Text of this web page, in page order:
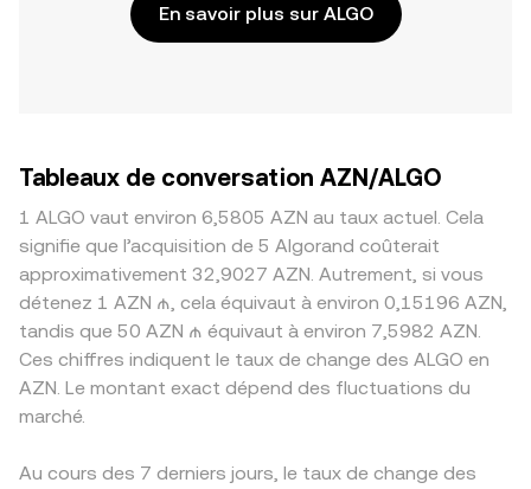
En savoir plus sur ALGO
Tableaux de conversation AZN/ALGO
1 ALGO vaut environ 6,5805 AZN au taux actuel. Cela
signifie que l’acquisition de 5 Algorand coûterait
approximativement 32,9027 AZN. Autrement, si vous
détenez 1 AZN ₼, cela équivaut à environ 0,15196 AZN,
tandis que 50 AZN ₼ équivaut à environ 7,5982 AZN.
Ces chiffres indiquent le taux de change des ALGO en
AZN. Le montant exact dépend des fluctuations du
marché.
Au cours des 7 derniers jours, le taux de change des